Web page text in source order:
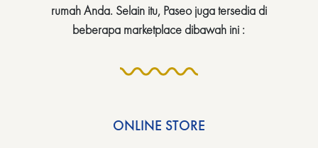
rumah Anda. Selain itu, Paseo juga tersedia di
beberapa marketplace dibawah ini :
ONLINE STORE